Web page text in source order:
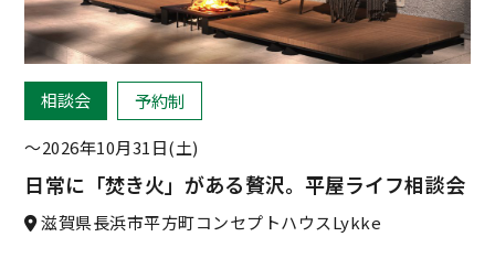
相談会
予約制
〜2026年10月31日(土)
日常に「焚き火」がある贅沢。平屋ライフ相談会
滋賀県長浜市平方町コンセプトハウスLykke